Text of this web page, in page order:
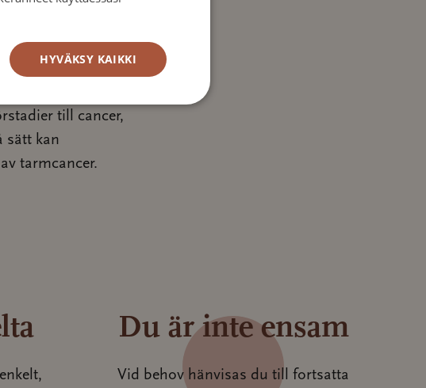
i ett
tidigare
till cancer,
sätt kan
tarmcancer.
Du är inte ensam
Vid behov hänvisas du till fortsatta
HYVÄKSY KAIKKI